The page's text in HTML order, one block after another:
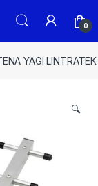
0
YAGI
🔍